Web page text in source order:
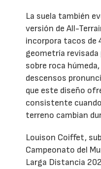
La suela también
versión de All-
incorpora tacos de
geometría
sobre roca
descensos
que este diseño
consistente
terreno cambian
Louison Coiffet,
Campeonato del
Larga Distancia